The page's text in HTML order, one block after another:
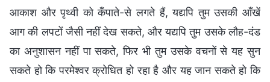
आकाश और पृथ्वी को कँपाते-से लगते हैं, यद्यपि तुम उसकी आँखें
आग की लपटों जैसी नहीं देख सकते, और यद्यपि तुम उसके लौह-दंड
का अनुशासन नहीं पा सकते, फिर भी तुम उसके वचनों से यह सुन
सकते हो कि परमेश्वर क्रोधित हो रहा है और यह जान सकते हो कि